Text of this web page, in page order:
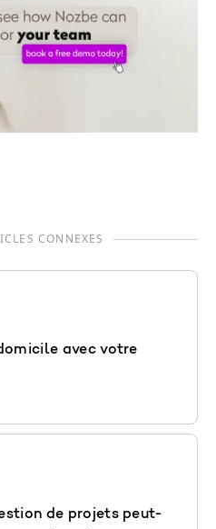
CONNEXES
avec votre
de projets peut-